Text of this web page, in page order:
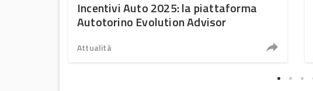
Incentivi Auto 2025: la piattaforma
Autotorino Evolution Advisor
Attualità